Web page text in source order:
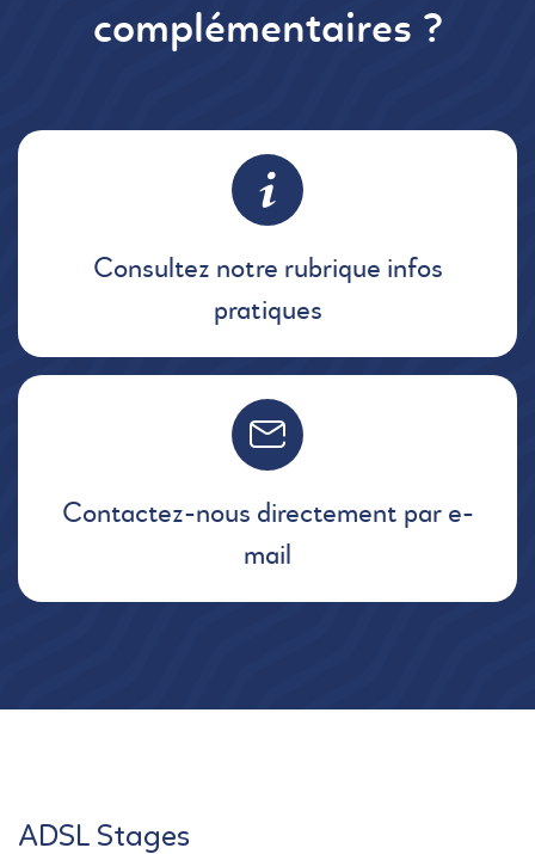
complémentaires ?
Consultez notre rubrique infos
pratiques
Contactez-nous directement par e-
mail
ADSL Stages